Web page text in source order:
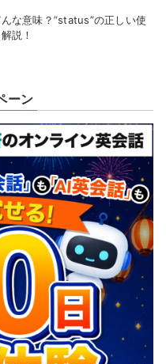
んな意味？”status”の正しい使
説！
ーン